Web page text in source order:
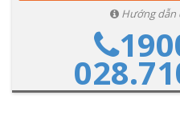
Hướng dẫn